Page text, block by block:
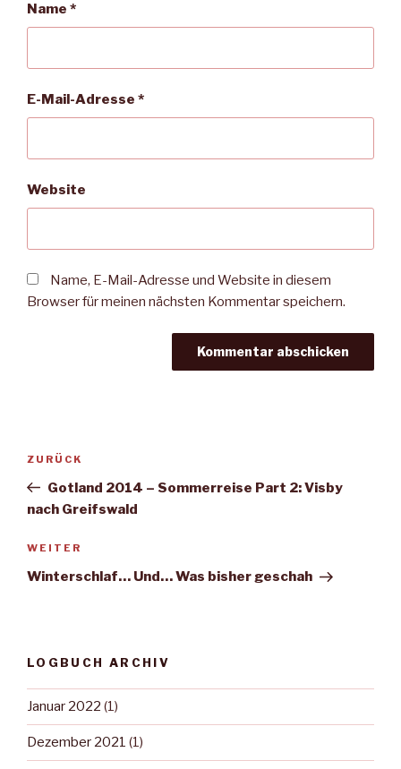
Name *
E-Mail-Adresse *
Website
Name, E-Mail-Adresse und Website in diesem
Browser für meinen nächsten Kommentar speichern.
Beitragsnavigation
Vorheriger
Beitrag
ZURÜCK
Gotland 2014 – Sommerreise Part 2: Visby
nach Greifswald
Nächster
Beitrag
WEITER
Winterschlaf… Und… Was bisher geschah
LOGBUCH ARCHIV
Januar 2022 (1)
Dezember 2021 (1)